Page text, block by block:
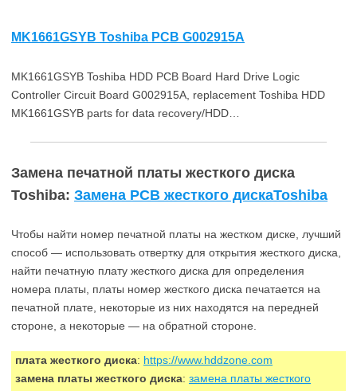
MK1661GSYB Toshiba PCB G002915A
MK1661GSYB Toshiba HDD PCB Board Hard Drive Logic
Controller Circuit Board G002915A, replacement Toshiba HDD
MK1661GSYB parts for data recovery/HDD…
Замена печатной платы жесткого диска
Toshiba: Замена PCB жесткого дискаToshiba
Чтобы найти номер печатной платы на жестком диске, лучший
способ — использовать отвертку для открытия жесткого диска,
найти печатную плату жесткого диска для определения
номера платы, платы номер жесткого диска печатается на
печатной плате, некоторые из них находятся на передней
стороне, а некоторые — на обратной стороне.
плата жесткого диска: https://www.hddzone.com
замена платы жесткого диска: замена платы жесткого